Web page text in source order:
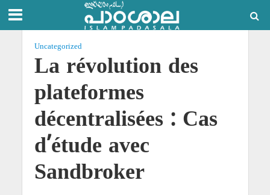
Uncategorized
La révolution des
plateformes
décentralisées : Cas
d’étude avec
Sandbroker